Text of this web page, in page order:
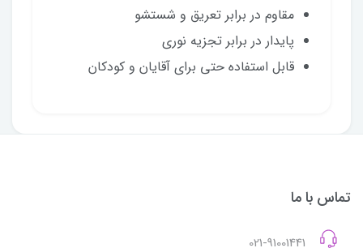
مقاوم در برابر تعریق و شستشو
پایدار در برابر تجزیه نوری
قابل استفاده حتی برای آقایان و کودکان
تماس با ما